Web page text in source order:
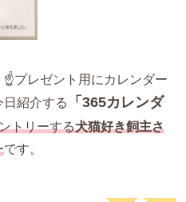
プレゼント用にカレンダー
紹介する
「365カレンダ
トリーする犬猫好き飼主さ
です。